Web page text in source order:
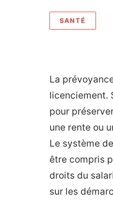
SANTÉ
La
licenciement.
pour
une rente ou
Le système
être compris
droits du
sur les